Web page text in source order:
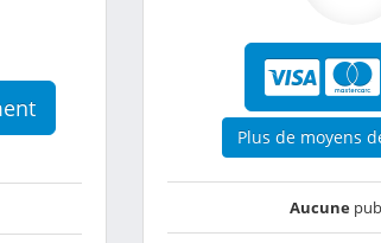
Plus de moyens
Aucune